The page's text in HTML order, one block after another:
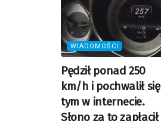
WIADOMOŚCI
Pędził ponad 250
km/h i pochwalił się
tym w internecie.
Słono za to zapłacił